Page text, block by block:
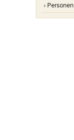
› Personen